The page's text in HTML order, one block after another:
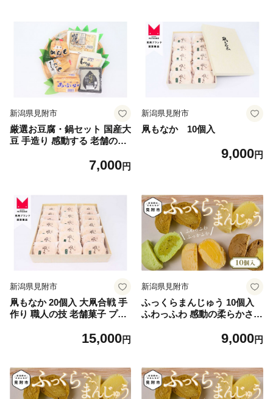
新潟県見附市
厳選お豆腐・鍋セット 国産大
豆 手造り 感動する 老舗の味
7,000円
新潟県見附市
凧もなか 10個入
9,000円
新潟県見附市
凧もなか 20個入 大凧合戦 手
作り 職人の技 老舗菓子 プレ
15,000円
新潟県見附市
ふっくらまんじゅう 10個入
ふわっふわ 感動の柔らかさ
ツ お取り寄せ ご褒美 お土産
9,000円